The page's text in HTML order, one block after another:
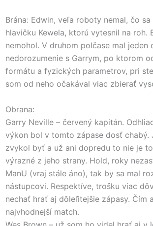
Brána: Edwin, veľa roboty nemal, čo
hlavičku Kewela, ktorú vytesnil na roh.
nemohol. V druhom polčase mal
nedorozumenie s Garrym, po ktorom
formátu a fyzických parametrov, pri
som od neho očakával viac zbierať
Obrana:
Garry Neville – červený kapitán.
výkon bol v tomto zápase dosť
zvykol byť a už ani dopredu to nie je
výrazné z jeho strany. Hold, roky
ManU (vraj stále áno), tak by sa mal
nástupcovi. Respektíve, trošku viac
nechať hrať aj dôleľitejšie zápasy. Čím
najvhodnejší match.